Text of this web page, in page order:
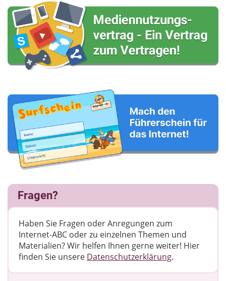
Fragen?
Haben Sie Fragen oder Anregungen zum
Internet-ABC oder zu einzelnen Themen und
Materialien? Wir helfen Ihnen gerne weiter! ​Hier
finden Sie unsere Datenschutzerklärung.